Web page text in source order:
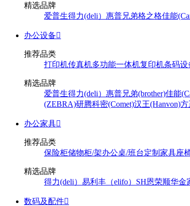
精选品牌
爱普生得力(deli） 惠普兄弟格之格佳能
办公设备
推荐品类
打印机传真机多功能一体机复印机条码设
精选品牌
爱普生得力(deli） 惠普兄弟(brother)佳能
(ZEBRA)研腾科密(Comet)汉王(Hanvon)方
办公家具
推荐品类
保险柜储物柜/架办公桌/班台定制家具座
精选品牌
得力(deli） 易利丰（elifo） SH恩荣顺华金
数码及配件